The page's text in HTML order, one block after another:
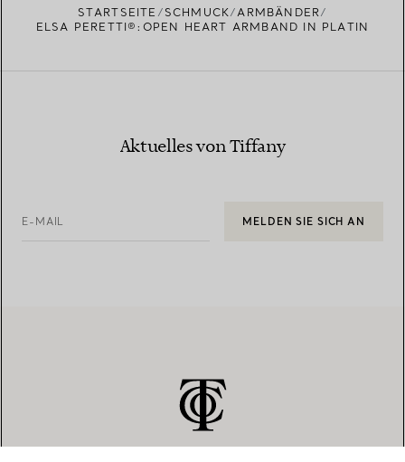
STARTSEITE SCHMUCK
ARMBÄNDER
ELSA PERETTI®:OPEN HEART ARMBAND IN PLATIN
Aktuelles von Tiffany
E-MAIL MELDEN SIE SICH AN